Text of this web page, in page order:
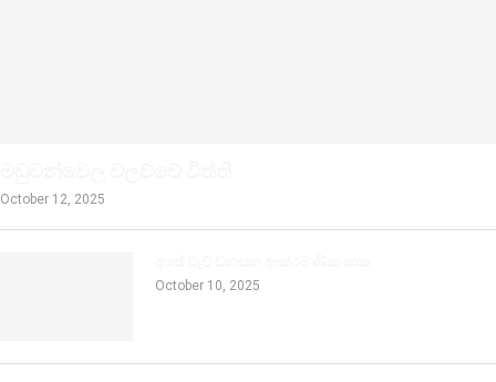
October 12, 2025
October 10, 2025